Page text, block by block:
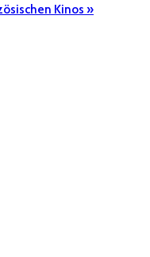
Kinos »